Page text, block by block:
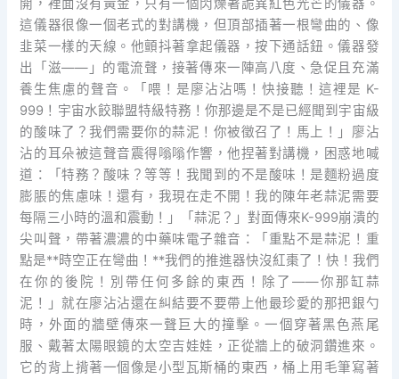
這儀器很像一個老式的對講機，但頂部插著一根彎曲的、像
韭菜一樣的天線。他顫抖著拿起儀器，按下通話鈕。儀器發
出「滋——」的電流聲，接著傳來一陣高八度、急促且充滿
養生焦慮的聲音。「喂！是廖沾沾嗎！快接聽！這裡是 K-
999！宇宙水餃聯盟特級特務！你那邊是不是已經聞到宇宙級
的酸味了？我們需要你的蒜泥！你被徵召了！馬上！」廖沾
沾的耳朵被這聲音震得嗡嗡作響，他捏著對講機，困惑地喊
道：「特務？酸味？等等！我聞到的不是酸味！是麵粉過度
膨脹的焦慮味！還有，我現在走不開！我的陳年老蒜泥需要
每隔三小時的溫和震動！」「蒜泥？」對面傳來K-999崩潰的
尖叫聲，帶著濃濃的中藥味電子雜音：「重點不是蒜泥！重
點是**時空正在彎曲！**我們的推進器快沒紅棗了！快！我們
在你的後院！別帶任何多餘的東西！除了——你那缸蒜
泥！」就在廖沾沾還在糾結要不要帶上他最珍愛的那把銀勺
時，外面的牆壁傳來一聲巨大的撞擊。一個穿著黑色燕尾
服、戴著太陽眼鏡的太空吉娃娃，正從牆上的破洞鑽進來。
它的背上揹著一個像是小型瓦斯桶的東西，桶上用毛筆寫著